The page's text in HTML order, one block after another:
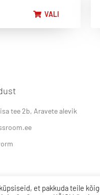
VALI
tee 2b, Aravete alevik
et pakkuda teile